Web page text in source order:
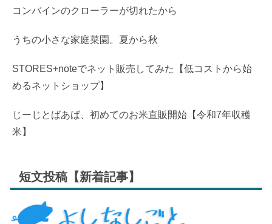
コンバインのクローラーが切れたから
うちの小さな家庭菜園。夏から秋
STORES+noteでネット販売してみた【低コストから始
めるネットショップ】
じーじとばあば、初めてのお米直販開始【令和7年収穫
米】
短文投稿【新着記事】